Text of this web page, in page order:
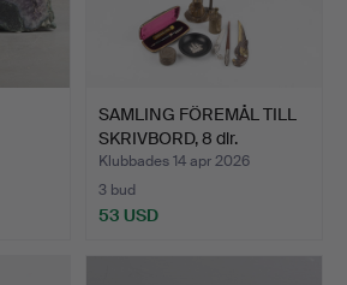
SAMLING FÖREMÅL TILL
SKRIVBORD, 8 dlr.
Klubbades 14 apr 2026
3 bud
53 USD